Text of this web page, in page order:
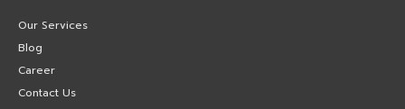
Our Services
Blog
Career
Contact Us